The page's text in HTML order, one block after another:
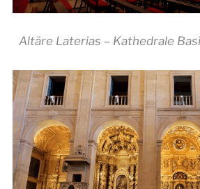
Altäre Laterias – Kathedrale